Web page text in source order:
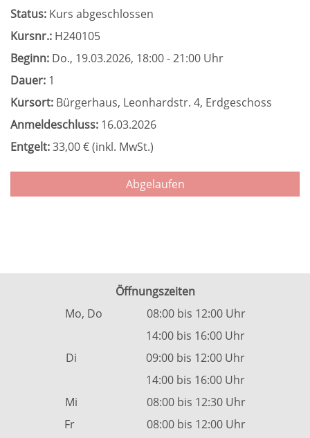
Status: Kurs abgeschlossen
Kursnr.: H240105
Beginn: Do., 19.03.2026, 18:00 - 21:00 Uhr
Dauer: 1
Kursort: Bürgerhaus, Leonhardstr. 4, Erdgeschoss
Anmeldeschluss: 16.03.2026
Entgelt:33,00 € (inkl. MwSt.)
Abgelaufen
Öffnungszeiten
Mo, Do 08:00 bis 12:00 Uhr
14:00 bis 16:00 Uhr
Di 09:00 bis 12:00 Uhr
14:00 bis 16:00 Uhr
Mi 08:00 bis 12:30 Uhr
Fr 08:00 bis 12:00 Uhr